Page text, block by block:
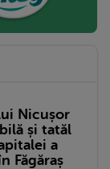
Nicușor
și tatăl
a
Făgăraș